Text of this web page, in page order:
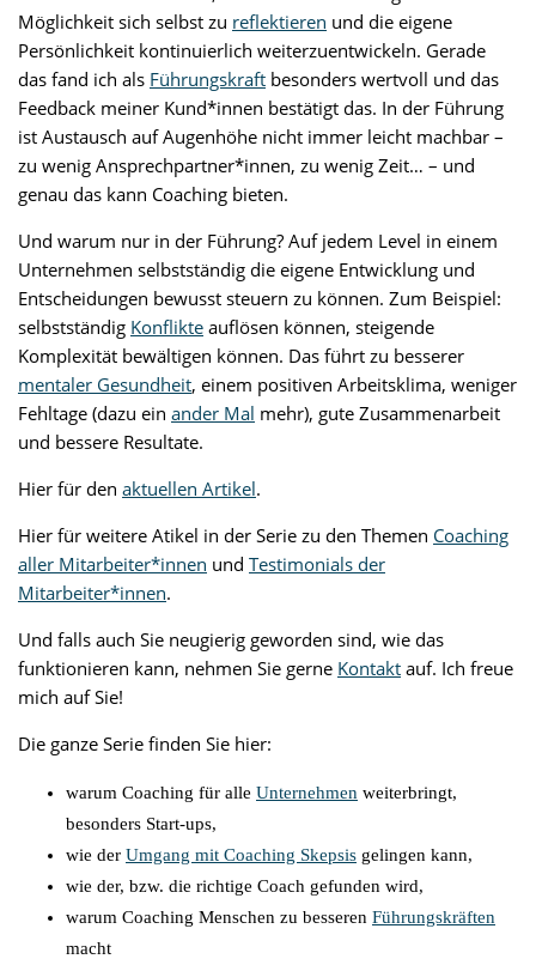
Möglichkeit sich selbst zu reflektieren und die eigene
Persönlichkeit kontinuierlich weiterzuentwickeln. Gerade
das fand ich als Führungskraft besonders wertvoll und das
Feedback meiner Kund*innen bestätigt das. In der Führung
ist Austausch auf Augenhöhe nicht immer leicht machbar –
zu wenig Ansprechpartner*innen, zu wenig Zeit… – und
genau das kann Coaching bieten.
Und warum nur in der Führung? Auf jedem Level in einem
Unternehmen selbstständig die eigene Entwicklung und
Entscheidungen bewusst steuern zu können. Zum Beispiel:
selbstständig Konflikte auflösen können, steigende
Komplexität bewältigen können. Das führt zu besserer
mentaler Gesundheit, einem positiven Arbeitsklima, weniger
Fehltage (dazu ein ander Mal mehr), gute Zusammenarbeit
und bessere Resultate.
Hier für den aktuellen Artikel.
Hier für weitere Atikel in der Serie zu den Themen Coaching
aller Mitarbeiter*innen und Testimonials der
Mitarbeiter*innen.
Und falls auch Sie neugierig geworden sind, wie das
funktionieren kann, nehmen Sie gerne Kontakt auf. Ich freue
mich auf Sie!
Die ganze Serie finden Sie hier:
warum Coaching für alle Unternehmen weiterbringt,
besonders Start-ups,
wie der Umgang mit Coaching Skepsis gelingen kann,
wie der, bzw. die richtige Coach gefunden wird,
warum Coaching Menschen zu besseren Führungskräften
macht